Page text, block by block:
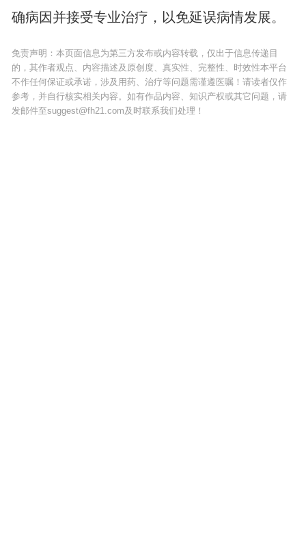
确病因并接受专业治疗，以免延误病情发展。
免责声明：本页面信息为第三方发布或内容转载，仅出于信息传递目
的，其作者观点、内容描述及原创度、真实性、完整性、时效性本平台
不作任何保证或承诺，涉及用药、治疗等问题需谨遵医嘱！请读者仅作
参考，并自行核实相关内容。如有作品内容、知识产权或其它问题，请
发邮件至suggest@fh21.com及时联系我们处理！